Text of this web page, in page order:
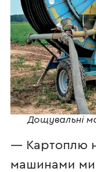
Дощувальні
— Картоплю
машинами ми